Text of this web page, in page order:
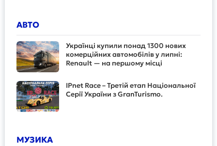
АВТО
Українці купили понад 1300 нових
комерційних автомобілів у липні:
Renault — на першому місці
IPnet Race – Третій етап Національної
Серії України з GranTurismo.
МУЗИКА